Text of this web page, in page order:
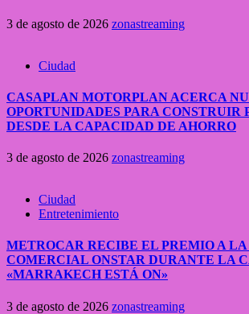
3 de agosto de 2026 zonastreaming
Ciudad
CASAPLAN MOTORPLAN ACERCA
OPORTUNIDADES PARA CONSTRUIR
DESDE LA CAPACIDAD DE AHORRO
3 de agosto de 2026 zonastreaming
Ciudad
Entretenimiento
METROCAR RECIBE EL PREMIO A
COMERCIAL ONSTAR DURANTE LA
«MARRAKECH ESTÁ ON»
3 de agosto de 2026 zonastreaming